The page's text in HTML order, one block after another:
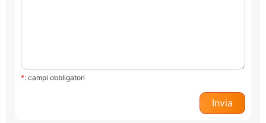
*: campi obbligatori